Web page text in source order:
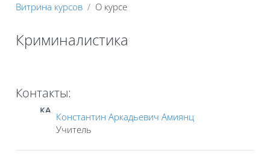
Витрина курсов О курсе
Криминалистика
Контакты:
КА
Константин Аркадьевич Амиянц
Учитель